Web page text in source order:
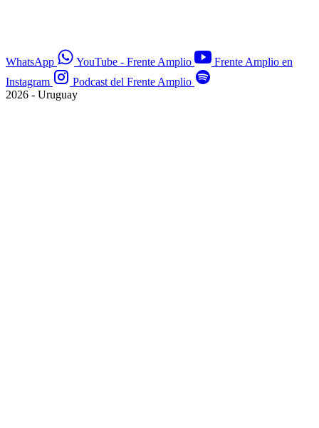
WhatsApp YouTube - Frente Amplio
Frente Amplio en
Instagram
Podcast del Frente Amplio
2026 - Uruguay